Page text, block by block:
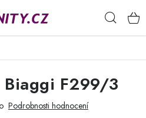
Biaggi F299/3
Podrobnosti hodnocení